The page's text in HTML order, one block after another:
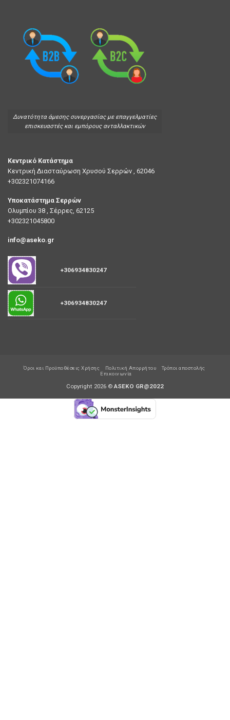
Δυνατότητα άμεσης συνεργασίας με επαγγελματίες
επισκευαστές και εμπόρους ανταλλακτικών
Κεντρικό Κατάστημα
Κεντρική Διασταύρωση Χρυσού Σερρών , 62046
+302321074166
Υποκατάστημα Σερρών
Ολυμπίου 38 , Σέρρες, 62125
+302321045800
info@aseko.gr
+306934830247
+306934830247
Όροι και Προϋποθέσεις Χρήσης Πολιτική Απορρήτου
Τρόποι αποστολής
Επικοινωνία
Copyright 2026 ©ASEKO GR@2022